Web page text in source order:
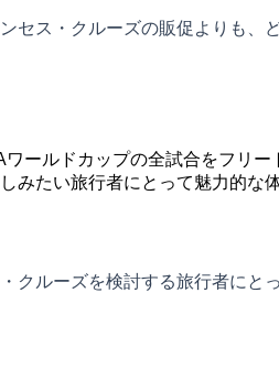
セス・クルーズの販促よりも
ールドカップの全試合をフリ
みたい旅行者にとって魅力的な
クルーズを検討する旅行者にと